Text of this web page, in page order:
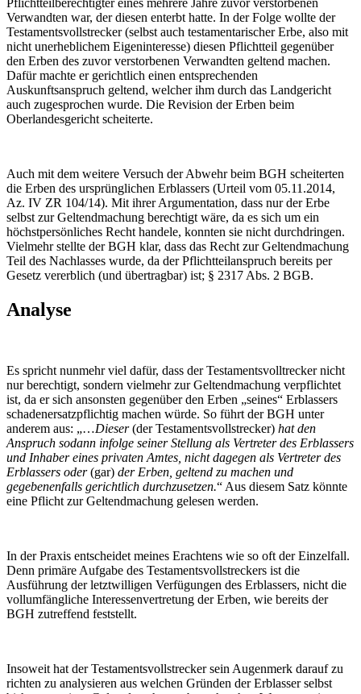
Verwandten war, der diesen enterbt hatte. In der Folge wollte der
Testamentsvollstrecker (selbst auch testamentarischer Erbe, also mit
nicht unerheblichem Eigeninteresse) diesen Pflichtteil gegenüber
den Erben des zuvor verstorbenen Verwandten geltend machen.
Dafür machte er gerichtlich einen entsprechenden
Auskunftsanspruch geltend, welcher ihm durch das Landgericht
auch zugesprochen wurde. Die Revision der Erben beim
Oberlandesgericht scheiterte.
Auch mit dem weitere Versuch der Abwehr beim BGH scheiterten
die Erben des ursprünglichen Erblassers (Urteil vom 05.11.2014,
Az. IV ZR 104/14). Mit ihrer Argumentation, dass nur der Erbe
selbst zur Geltendmachung berechtigt wäre, da es sich um ein
höchstpersönliches Recht handele, konnten sie nicht durchdringen.
Vielmehr stellte der BGH klar, dass das Recht zur Geltendmachung
Teil des Nachlasses wurde, da der Pflichtteilanspruch bereits per
Gesetz vererblich (und übertragbar) ist; § 2317 Abs. 2 BGB.
Analyse
Es spricht nunmehr viel dafür, dass der Testamentsvolltrecker nicht
nur berechtigt, sondern vielmehr zur Geltendmachung verpflichtet
ist, da er sich ansonsten gegenüber den Erben „seines“ Erblassers
schadenersatzpflichtig machen würde. So führt der BGH unter
anderem aus: „…Dieser(der Testamentsvollstrecker) hat den
Anspruch sodann infolge seiner Stellung als Vertreter des Erblassers
und Inhaber eines privaten Amtes, nicht dagegen als Vertreter des
Erblassers oder(gar) der Erben, geltend zu machen und
gegebenenfalls gerichtlich durchzusetzen.“ Aus diesem Satz könnte
eine Pflicht zur Geltendmachung gelesen werden.
In der Praxis entscheidet meines Erachtens wie so oft der Einzelfall.
Denn primäre Aufgabe des Testamentsvollstreckers ist die
Ausführung der letztwilligen Verfügungen des Erblassers, nicht die
vollumfängliche Interessenvertretung der Erben, wie bereits der
BGH zutreffend feststellt.
Insoweit hat der Testamentsvollstrecker sein Augenmerk darauf zu
richten zu analysieren aus welchen Gründen der Erblasser selbst